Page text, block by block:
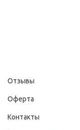
Отзывы
Оферта
Контакты